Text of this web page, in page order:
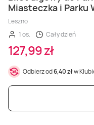
Miasteczka i Parku
Leszno
1 os.
Cały dzień
127,99 zł
Odbierz od6,40 złw